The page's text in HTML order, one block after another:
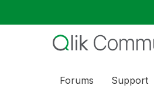
Forums Support